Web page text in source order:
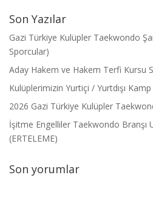
Son Yazılar
Gazi Türkiye Kulüpler Taekwondo
Sporcular)
Aday Hakem ve Hakem Terfi Kursu
Kulüplerimizin Yurtiçi / Yurtdışı
2026 Gazi Türkiye Kulüpler
İşitme Engelliler Taekwondo Branşı
(ERTELEME)
Son yorumlar